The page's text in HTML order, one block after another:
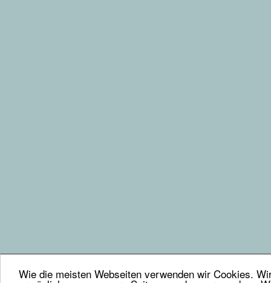
Wie die meisten Webseiten verwenden wir Cookies.